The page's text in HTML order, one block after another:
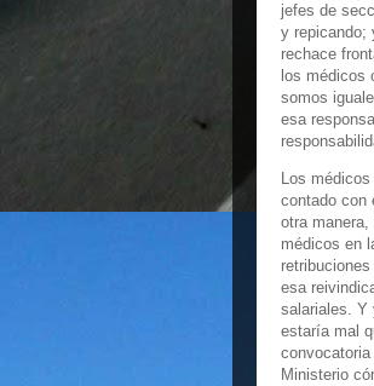
jefes de
y repicando;
rechace
los médicos
somos
esa
Los
contado con
otra
médicos en
esa
salariales. Y
estaría mal
Ministerio